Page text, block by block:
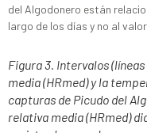
del Algodonero están
largo de los días y no al
Figura 3. Intervalos
media (HRmed) y la
capturas de Picudo del
relativa media (HRmed)